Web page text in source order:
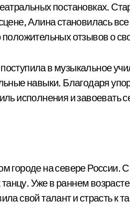
постановках.
Алина становилась
отзывов о
в музыкальное
навыки. Благодаря
исполнения и завоевать
городе на севере России.
танцу. Уже в раннем
свой талант и страсть к